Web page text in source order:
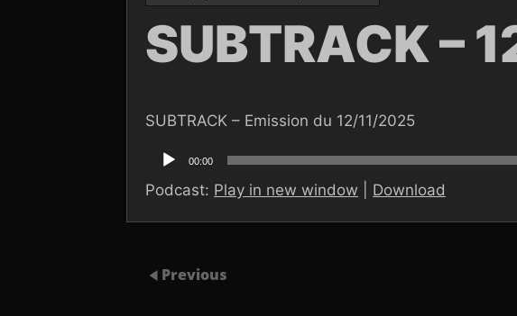
SUBTRACK –
SUBTRACK – Emission du 12/11/2025
audio
00:00
Podcast: Play in new window Download
Previous